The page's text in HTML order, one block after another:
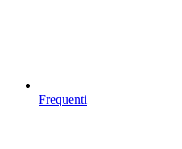
Frequenti